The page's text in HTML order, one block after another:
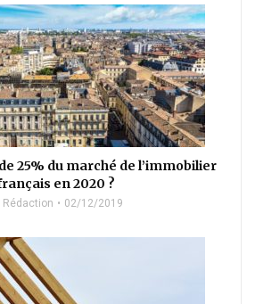
25% du marché de l’immobilier
en 2020 ?
Rédaction 02/12/2019